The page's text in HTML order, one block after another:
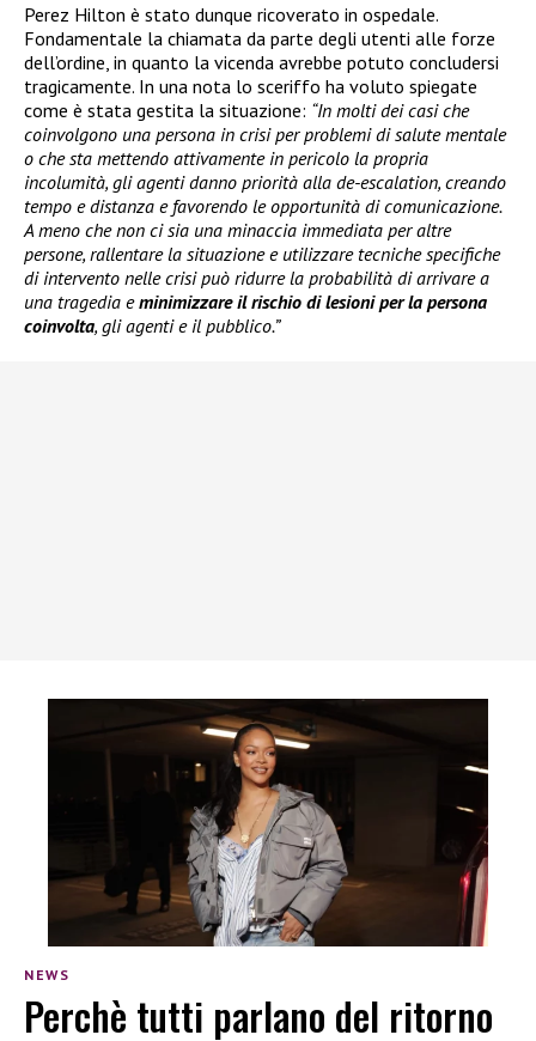
Perez Hilton è stato dunque ricoverato in ospedale.
Fondamentale la chiamata da parte degli utenti alle forze
dell’ordine, in quanto la vicenda avrebbe potuto concludersi
tragicamente. In una nota lo sceriffo ha voluto spiegate
come è stata gestita la situazione: “In molti dei casi che
coinvolgono una persona in crisi per problemi di salute mentale
o che sta mettendo attivamente in pericolo la propria
incolumità, gli agenti danno priorità alla de-escalation, creando
tempo e distanza e favorendo le opportunità di comunicazione.
A meno che non ci sia una minaccia immediata per altre
persone, rallentare la situazione e utilizzare tecniche specifiche
di intervento nelle crisi può ridurre la probabilità di arrivare a
una tragedia eminimizzare il rischio di lesioni per la persona
coinvolta, gli agenti e il pubblico.”
NEWS
Perchè tutti parlano del ritorno